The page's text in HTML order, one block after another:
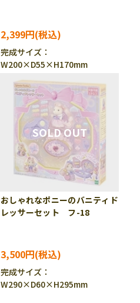
2,399円
完成サイズ：
W200×D55×H170mm
おしゃれなポニーのバニティド
レッサーセット フ-18
3,500円
完成サイズ：
W290×D60×H295mm